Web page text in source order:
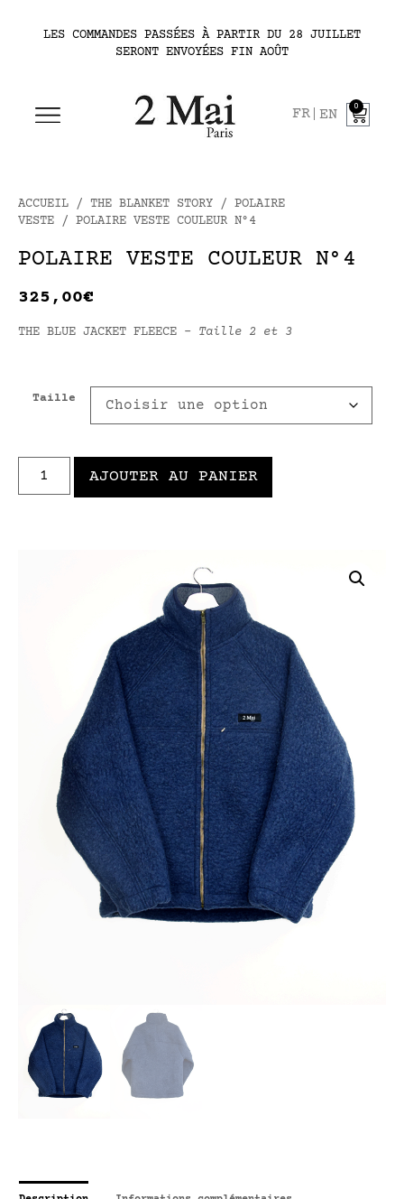
LES COMMANDES PASSÉES À PARTIR DU 28 JUILLET
SERONT ENVOYÉES FIN AOÛT
FR EN
0
ACCUEIL / THE BLANKET STORY / POLAIRE
VESTE / POLAIRE VESTE COULEUR N°4
POLAIRE VESTE COULEUR N°4
325,00€
THE BLUE JACKET FLEECE – Taille 2 et 3
Taille
AJOUTER AU PANIER